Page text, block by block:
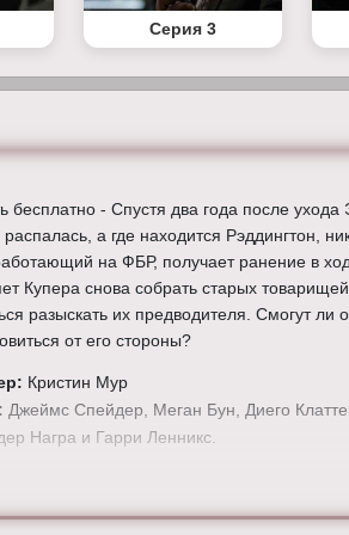
Серия 3
бесплатно - Спустя два года после ухода
а где находится Рэддингтон,
на ФБР, получает ранение в
Купера снова собрать старых
разыскать их предводителя. Смогут ли
от его стороны?
Кристин Мур
Джеймс Спейдер, Меган Бун, Диего
Награ и Гарри Ленникс.